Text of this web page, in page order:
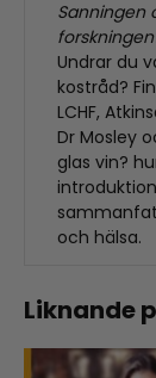
Sanningen
Undrar du
kostråd?
LCHF,
Dr Mosley
glas vin?
och hälsa.
Liknande